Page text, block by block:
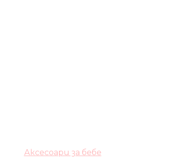
Аксесоари за бебе